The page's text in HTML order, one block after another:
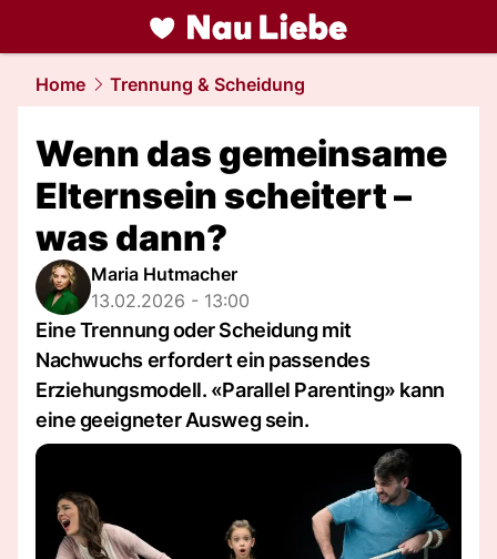
liebe.NAU.ch
Home Trennung & Scheidung
Wenn das gemeinsame
Elternsein scheitert –
was dann?
Maria Hutmacher
13.02.2026 - 13:00
Eine Trennung oder Scheidung mit
Nachwuchs erfordert ein passendes
Erziehungsmodell. «Parallel Parenting» kann
eine geeigneter Ausweg sein.